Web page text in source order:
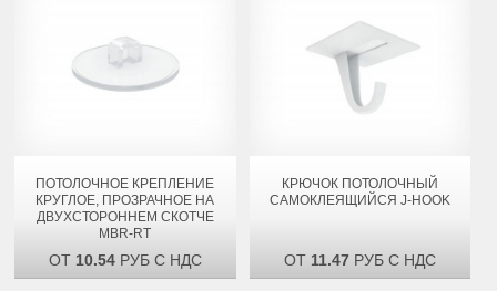
ПОТОЛОЧНОЕ КРЕПЛЕНИЕ
КРУГЛОЕ, ПРОЗРАЧНОЕ НА
ДВУХСТОРОННЕМ СКОТЧЕ
MBR-RT
ОТ 10.54РУБ С НДС
КРЮЧОК ПОТОЛОЧНЫЙ
САМОКЛЕЯЩИЙСЯ J-HOOK
ОТ 11.47РУБ С НДС